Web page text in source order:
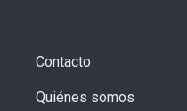
Contacto
Quiénes somos